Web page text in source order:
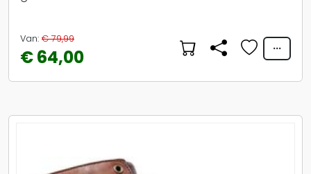
Van: € 79,99
€ 64,00